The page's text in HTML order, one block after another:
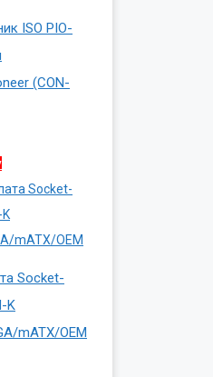
ISO PIO-
(CON-
Socket-
K
mATX/OEM